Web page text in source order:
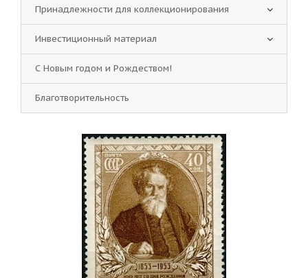
Принадлежности для коллекционирования
Инвестиционный материал
С Новым годом и Рождеством!
Благотворительность